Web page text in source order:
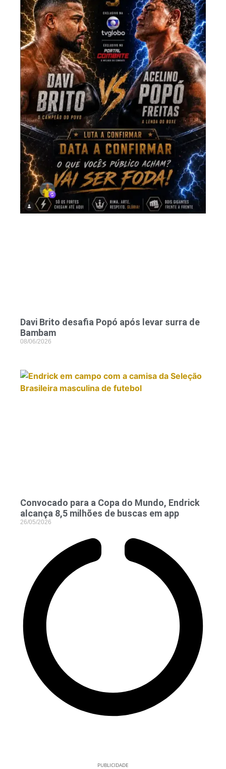
Davi Brito desafia Popó após levar surra de
Bambam
08/06/2026
Convocado para a Copa do Mundo, Endrick
alcança 8,5 milhões de buscas em app
26/05/2026
PUBLICIDADE